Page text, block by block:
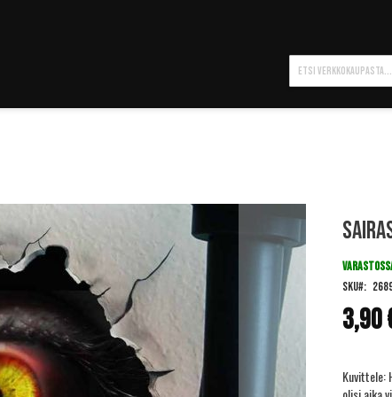
Hae
3,90
SKU
Kuvittele: